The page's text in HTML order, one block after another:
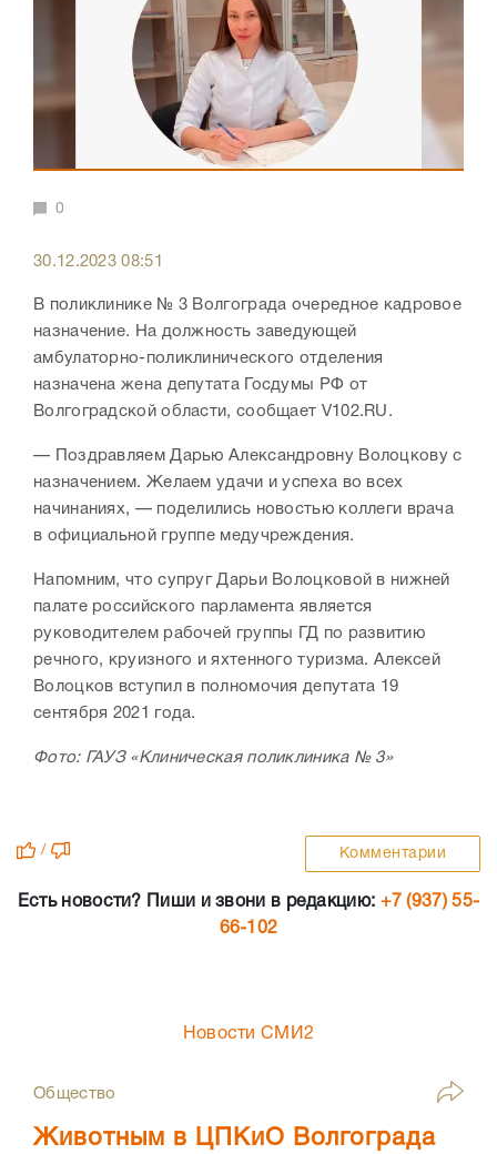
0
30.12.2023 08:51
В поликлинике № 3 Волгограда очередное кадровое
назначение. На должность заведующей
амбулаторно-поликлинического отделения
назначена жена депутата Госдумы РФ от
Волгоградской области, сообщает V102.RU.
— Поздравляем Дарью Александровну Волоцкову с
назначением. Желаем удачи и успеха во всех
начинаниях, — поделились новостью коллеги врача
в официальной группе медучреждения.
Напомним, что супруг Дарьи Волоцковой в нижней
палате российского парламента является
руководителем рабочей группы ГД по развитию
речного, круизного и яхтенного туризма. Алексей
Волоцков вступил в полномочия депутата 19
сентября 2021 года.
Фото: ГАУЗ «Клиническая поликлиника № 3»
/ Комментарии
Есть новости? Пиши и звони в редакцию: +7 (937) 55-
66-102
Новости СМИ2
Общество
Животным в ЦПКиО Волгограда